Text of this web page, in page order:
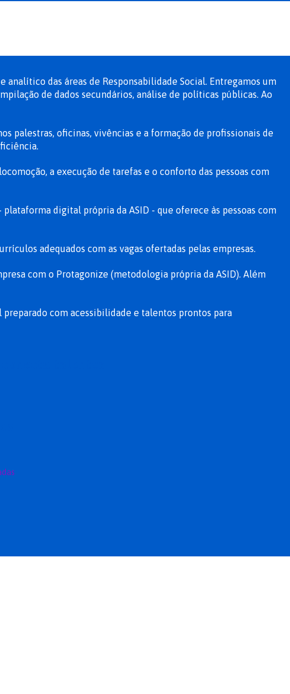
das áreas de Responsabilidade Social. Entregamos um
de dados secundários, análise de políticas públicas. Ao
palestras, oficinas, vivências e a formação de profissionais de
a execução de tarefas e o conforto das pessoas com
digital própria da ASID - que oferece às pessoas com
adequados com as vagas ofertadas pelas empresas.
com o Protagonize (metodologia própria da ASID). Além
com acessibilidade e talentos prontos para